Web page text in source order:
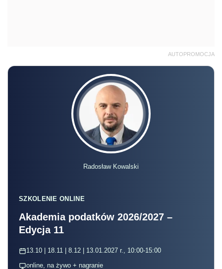
AUTOPROMOCJA
Radosław Kowalski
SZKOLENIE ONLINE
Akademia podatków 2026/2027 –
Edycja 11
13.10 | 18.11 | 8.12 | 13.01.2027 r., 10:00-15:00
online, na żywo + nagranie